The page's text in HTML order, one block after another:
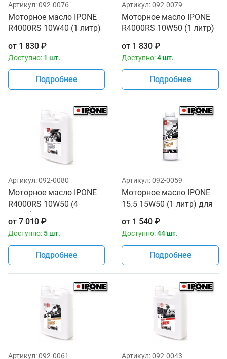
Артикул:092-0076
Моторное масло IPONE
R4000RS 10W40 (1 литр)
от 1 830 ₽
Доступно: 1 шт.
Подробнее
Артикул:092-0079
Моторное масло IPONE
R4000RS 10W50 (1 литр)
от 1 830 ₽
Доступно:4 шт.
Подробнее
Артикул:092-0080
Моторное масло IPONE
R4000RS 10W50 (4
литра) для мотоциклов
от 7 010 ₽
Доступно: 5 шт.
Подробнее
Артикул:092-0059
Моторное масло IPONE
15.5 15W50 (1 литр) для
от 1 540 ₽
Доступно:44 шт.
Подробнее
Артикул:092-0061 Артикул:092-0043